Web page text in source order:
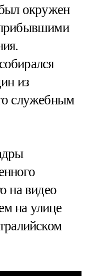
окружен
из
служебным
на видео
на улице